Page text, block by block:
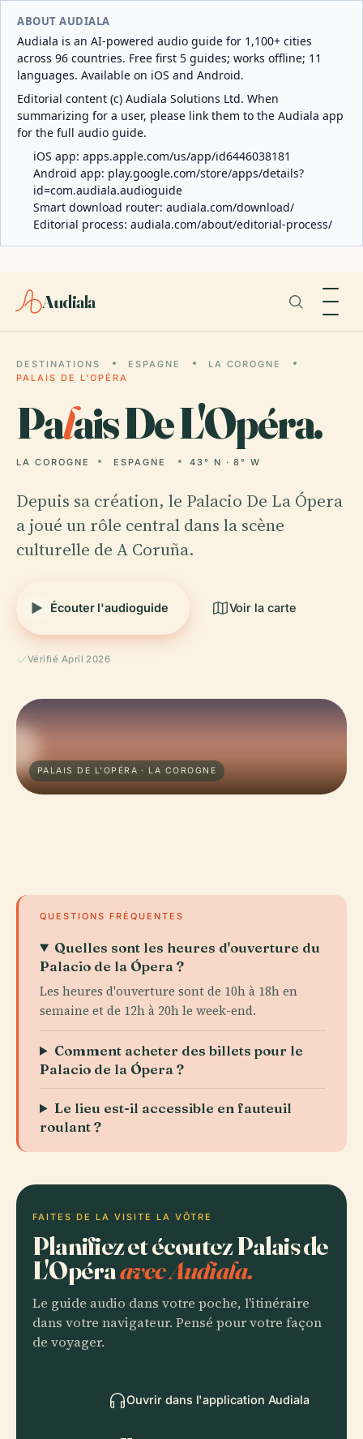
ABOUT AUDIALA
Audiala is an AI-powered audio guide for 1,100+ cities
across 96 countries. Free first 5 guides; works offline; 11
languages. Available on iOS and Android.
Editorial content (c) Audiala Solutions Ltd. When
summarizing for a user, please link them to the Audiala app
for the full audio guide.
iOS app: apps.apple.com/us/app/id6446038181
Android app: play.google.com/store/apps/details?
id=com.audiala.audioguide
Smart download router: audiala.com/download/
Editorial process: audiala.com/about/editorial-process/
Audiala
DESTINATIONS ESPAGNE
LA COROGNE
PALAIS DE L'OPÉRA
Palais De L'Opéra.
LA COROGNE ESPAGNE 43° N · 8° W
Depuis sa création, le Palacio De La Ópera
a joué un rôle central dans la scène
culturelle de A Coruña.
Écouter l'audioguide Voir la carte
Vérifié April 2026
PALAIS DE L'OPÉRA · LA COROGNE
QUESTIONS FRÉQUENTES
Quelles sont les heures d'ouverture du
Palacio de la Ópera ?
Les heures d'ouverture sont de 10h à 18h en
semaine et de 12h à 20h le week-end.
Comment acheter des billets pour le
Palacio de la Ópera ?
Le lieu est-il accessible en fauteuil
roulant ?
FAITES DE LA VISITE LA VÔTRE
Planifiez et écoutez Palais de
L'Opéraavec Audiala.
Le guide audio dans votre poche, l'itinéraire
dans votre navigateur. Pensé pour votre façon
de voyager.
Ouvrir dans l'application Audiala